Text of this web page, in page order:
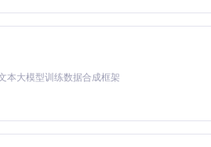
本大模型训练数据合成框架